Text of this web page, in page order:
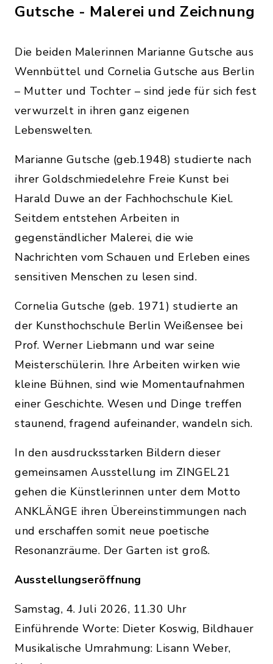
Gutsche - Malerei und Zeichnung
Die beiden Malerinnen Marianne Gutsche aus
Wennbüttel und Cornelia Gutsche aus Berlin
– Mutter und Tochter – sind jede für sich fest
verwurzelt in ihren ganz eigenen
Lebenswelten.
Marianne Gutsche (geb.1948) studierte nach
ihrer Goldschmiedelehre Freie Kunst bei
Harald Duwe an der Fachhochschule Kiel.
Seitdem entstehen Arbeiten in
gegenständlicher Malerei, die wie
Nachrichten vom Schauen und Erleben eines
sensitiven Menschen zu lesen sind.
Cornelia Gutsche (geb. 1971) studierte an
der Kunsthochschule Berlin Weißensee bei
Prof. Werner Liebmann und war seine
Meisterschülerin. Ihre Arbeiten wirken wie
kleine Bühnen, sind wie Momentaufnahmen
einer Geschichte. Wesen und Dinge treffen
staunend, fragend aufeinander, wandeln sich.
In den ausdrucksstarken Bildern dieser
gemeinsamen Ausstellung im ZINGEL21
gehen die Künstlerinnen unter dem Motto
ANKLÄNGE ihren Übereinstimmungen nach
und erschaffen somit neue poetische
Resonanzräume. Der Garten ist groß.
Ausstellungseröffnung
Samstag, 4. Juli 2026, 11.30 Uhr
Einführende Worte: Dieter Koswig, Bildhauer
Musikalische Umrahmung: Lisann Weber,